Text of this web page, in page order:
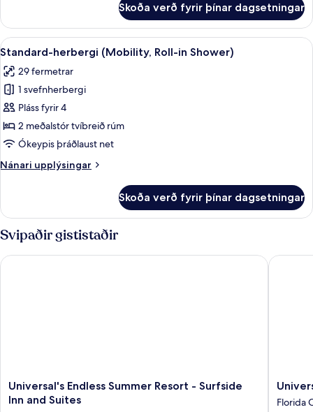
Roll-
in
Shower)
-
svefnherbergi
Roll-
in
Shower)
Skoða verð fyrir þínar dagsetningar
Skoða
allar
myndir
fyrir
Standard-
herbergi
(Mobility,
in
Öryggishólf í herbergi, skrifborð,
6
Standard-herbergi (Mobility, Roll-in Shower)
29 fermetrar
1 svefnherbergi
Pláss fyrir 4
2 meðalstór tvíbreið rúm
Ókeypis þráðlaust net
Nánari upplýsingar
Nánari
herbergi
(Mobility,
Roll-
Shower)
Skoða verð fyrir þínar dagsetningar
Svipaðir gististaðir
Universal's
Endless
Universal's Endless Summer Resort - Surfside
Inn and Suites
Universal's Endless Summer Resort - Surfside Inn and Suites
Cabana
Bay
Florida